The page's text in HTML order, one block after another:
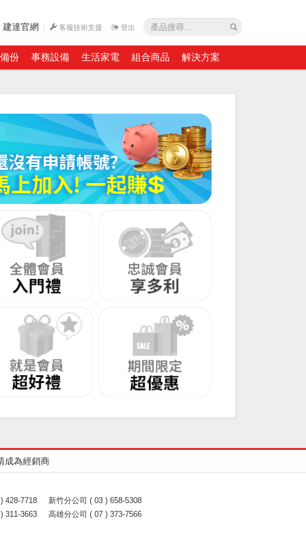
建達官網 客服技術支援 登出
份 事務設備 生活家電 組合商品 解決方案
成為經銷商
428-7718
新竹分公司 ( 03 ) 658-5308
311-3663 高雄分公司 ( 07 ) 373-7566